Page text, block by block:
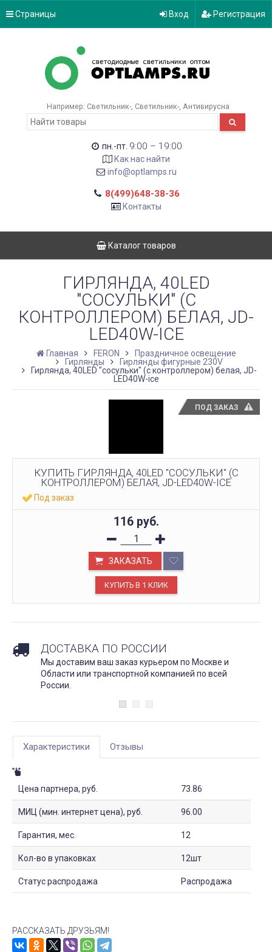
Страницы Вход Регистрация
Например: Светильник- Светильник- Антивирусна
пн.-пт. 9:00 – 19:00
Как нас найти
info@optlamps.ru
8(499)648-38-36
Контакты
Каталог товаров
ГИРЛЯНДА, 40LED
"СОСУЛЬКИ" (С
КОНТРОЛЛЕРОМ) БЕЛАЯ, JD-
LED40W-ICE
Главная FERON
Праздничное освещение
Гирлянды
Гирлянды фигурные 230V
Гирлянда, 40LED "сосульки" (с контроллером) белая, JD-
LED40W-ice
ПОД ЗАКАЗ
КУПИТЬ ГИРЛЯНДА, 40LED "СОСУЛЬКИ" (С
КОНТРОЛЛЕРОМ) БЕЛАЯ, JD-LED40W-ICE
Под заказ
116 руб.
ЗАКАЗАТЬ
ДОСТАВКА ПО РОССИИ
Мы доставим ваш заказ курьером по Москве и
Области или транспортной компанией по всей
России.
Характеристики Отзывы
Цена партнера, руб. 73.86
МИЦ (мин. интернет цена), руб. 96.00
Гарантия, мес. 12
Кол-во в упаковках 12шт
Статус распродажа Распродажа
РАССКАЗАТЬ ДРУЗЬЯМ!